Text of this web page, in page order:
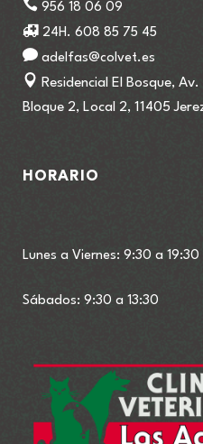
956 18 06 09
24H. 608 85 75 45
adelfas@colvet.es
Residencial El Bosque,
Bloque 2, Local 2, 11405
HORARIO
Lunes a Viernes: 9:30 a 19:30
Sábados: 9:30 a 13:30